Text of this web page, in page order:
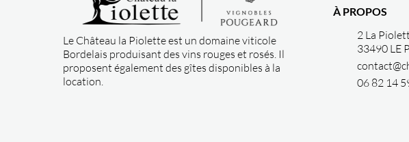
Le Château la Piolette est un domaine viticole
Bordelais produisant des vins rouges et rosés. Il
proposent également des gîtes disponibles à la
location.
À PROPOS
2 La
33490 LE
06 82 14